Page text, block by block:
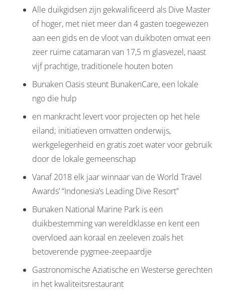
Alle duikgidsen zijn gekwalificeerd als Dive Master
of hoger, met niet meer dan 4 gasten toegewezen
aan een gids en de vloot van duikboten omvat een
zeer ruime catamaran van 17,5 m glasvezel, naast
vijf prachtige, traditionele houten boten
Bunaken Oasis steunt BunakenCare, een lokale
ngo die hulp
en mankracht levert voor projecten op het hele
eiland; initiatieven omvatten onderwijs,
werkgelegenheid en gratis zoet water voor gebruik
door de lokale gemeenschap
Vanaf 2018 elk jaar winnaar van de World Travel
Awards’ “Indonesia’s Leading Dive Resort”
Bunaken National Marine Park is een
duikbestemming van wereldklasse en kent een
overvloed aan koraal en zeeleven zoals het
betoverende pygmee-zeepaardje
Gastronomische Aziatische en Westerse gerechten
in het kwaliteitsrestaurant